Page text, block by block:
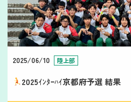
2025/06/10 陸上部
2025ｲﾝﾀｰﾊｲ京都府予選 結果